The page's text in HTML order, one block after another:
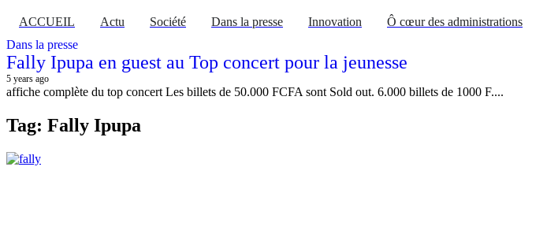
ACCUEIL Actu Société Dans la presse Innovation Ô cœur des administrations
Dans la presse
Fally Ipupa en guest au Top concert pour la jeunesse
5 years ago
affiche complète du top concert Les billets de 50.000 FCFA sont Sold out. 6.000 billets de 1000 F....
Tag: Fally Ipupa